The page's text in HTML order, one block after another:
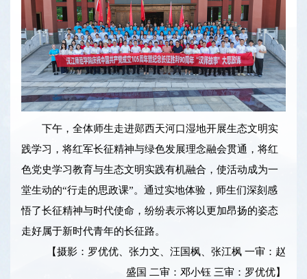
下午，全体师生走进郧西天河口湿地开展生态文明实
践学习，将红军长征精神与绿色发展理念融会贯通，将红
色党史学习教育与生态文明实践有机融合，使活动成为一
堂生动的“行走的思政课”。通过实地体验，师生们深刻感
悟了长征精神与时代使命，纷纷表示将以更加昂扬的姿态
走好属于新时代青年的长征路。
【摄影：罗优优、张力文、汪国枫、张江枫 一审：赵
盛国 二审：邓小钰 三审：罗优优】